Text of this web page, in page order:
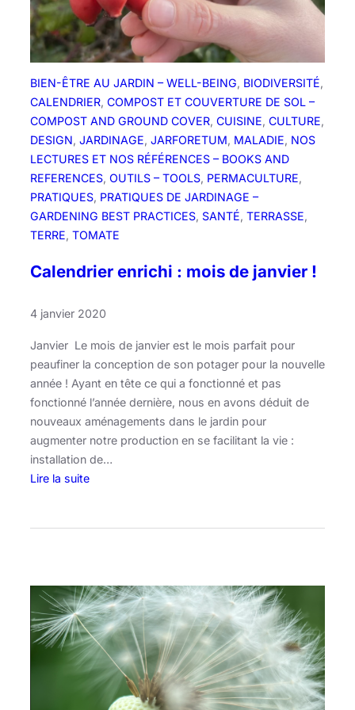
m
o
i
s
d
e
f
é
v
r
e
!
BIEN-ÊTRE AU JARDIN – WELL-BEING, BIODIVERSITÉ
CALENDRIER, COMPOST ET COUVERTURE DE SOL –
COMPOST AND GROUND COVER, CUISINE, CULTURE
DESIGN, JARDINAGE, JARFORETUM, MALADIE, NOS
LECTURES ET NOS RÉFÉRENCES – BOOKS AND
REFERENCES, OUTILS – TOOLS, PERMACULTURE
PRATIQUES, PRATIQUES DE JARDINAGE –
GARDENING BEST PRACTICES, SANTÉ, TERRASSE
TERRE, TOMATE
Calendrier enrichi : mois de janvier !
4 janvier 2020
Janvier Le mois de janvier est le mois parfait pour
peaufiner la conception de son potager pour la nouvelle
année ! Ayant en tête ce qui a fonctionné et pas
fonctionné l’année dernière, nous en avons déduit de
nouveaux aménagements dans le jardin pour
augmenter notre production en se facilitant la vie :
installation de…
Lire la suite
n
d
r
i
e
r